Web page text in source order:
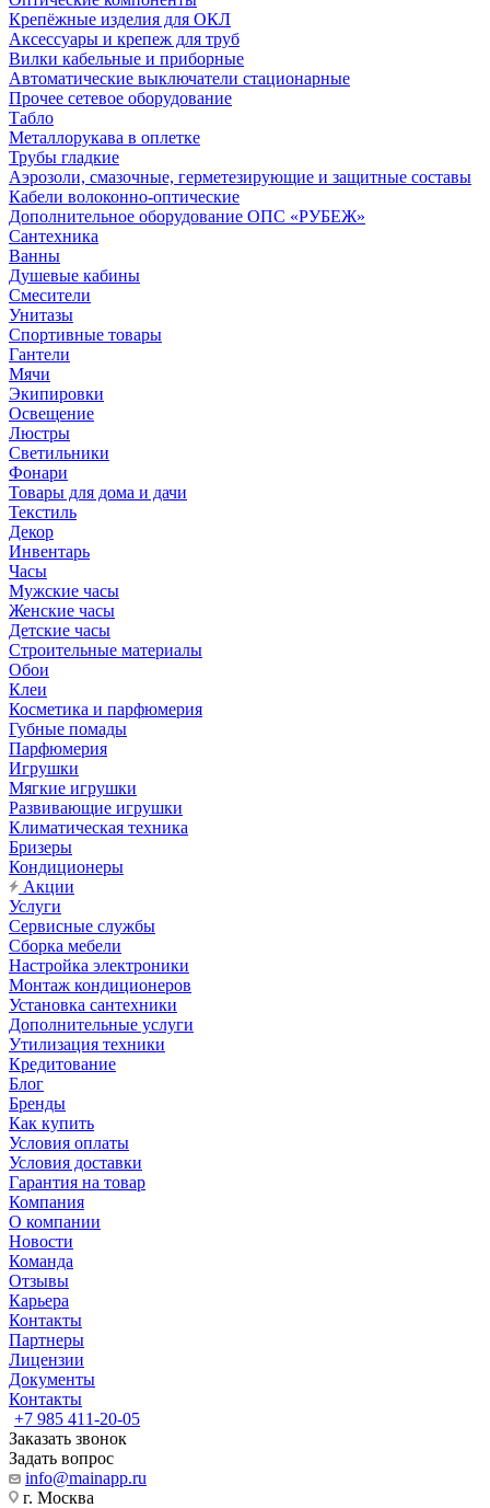
Крепёжные изделия для ОКЛ
Аксессуары и крепеж для труб
Вилки кабельные и приборные
Автоматические выключатели стационарные
Прочее сетевое оборудование
Табло
Металлорукава в оплетке
Трубы гладкие
Аэрозоли, смазочные, герметезирующие и защитные составы
Кабели волоконно-оптические
Дополнительное оборудование ОПС «РУБЕЖ»
Сантехника
Ванны
Душевые кабины
Смесители
Унитазы
Спортивные товары
Гантели
Мячи
Экипировки
Освещение
Люстры
Светильники
Фонари
Товары для дома и дачи
Текстиль
Декор
Инвентарь
Часы
Мужские часы
Женские часы
Детские часы
Строительные материалы
Обои
Клеи
Косметика и парфюмерия
Губные помады
Парфюмерия
Игрушки
Мягкие игрушки
Развивающие игрушки
Климатическая техника
Бризеры
Кондиционеры
Акции
Услуги
Сервисные службы
Сборка мебели
Настройка электроники
Монтаж кондиционеров
Установка сантехники
Дополнительные услуги
Утилизация техники
Кредитование
Блог
Бренды
Как купить
Условия оплаты
Условия доставки
Гарантия на товар
Компания
О компании
Новости
Команда
Отзывы
Карьера
Контакты
Партнеры
Лицензии
Документы
Контакты
+7 985 411-20-05
Заказать звонок
Задать вопрос
info@mainapp.ru
г. Москва